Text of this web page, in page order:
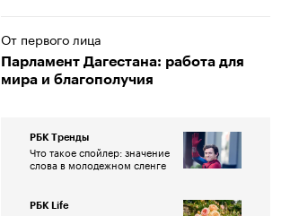
От первого лица
Парламент Дагестана: работа для
мира и благополучия
РБК Тренды
Что такое спойлер: значение
слова в молодежном сленге
РБК Life